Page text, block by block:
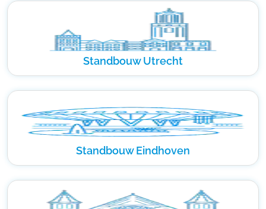
Standbouw Utrecht
Standbouw Eindhoven